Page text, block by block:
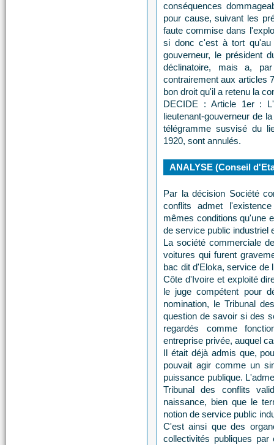
conséquences
pour cause, suivant les
faute commise dans
si donc c'est à tort qu'au
gouverneur, le président
déclinatoire, mais a,
contrairement aux articles
bon droit qu'il a retenu la
DECIDE : Article 1er :
lieutenant-gouverneur de
télégramme susvisé du
1920, sont annulés.
ANALYSE (Conseil
Par la décision Société
conflits admet
mêmes conditions qu'une
de service public industriel
La société commerciale
voitures qui furent
bac dit d'Eloka, service de
Côte d'Ivoire et exploité
le juge compétent pour
nomination, le Tribunal
question de savoir si des
regardés comme
entreprise privée, auquel
Il était déjà admis que,
pouvait agir comme un
puissance publique.
Tribunal des conflits
naissance, bien que le
notion de service public
C'est ainsi que des
collectivités publiques